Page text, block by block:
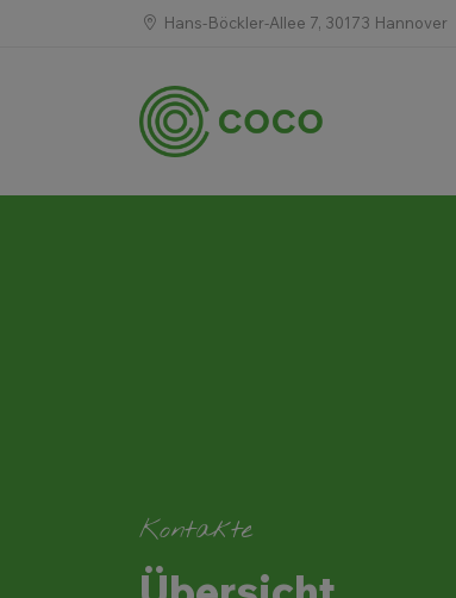
Hans-Böckler-Allee 7, 30173 Hannover
Kontakte